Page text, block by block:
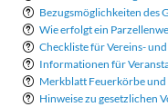
Bezugsmöglichkeiten des
Wie erfolgt ein
Checkliste für Vereins-
Informationen für
Merkblatt Feuerkörbe und
Hinweise zu gesetzlichen